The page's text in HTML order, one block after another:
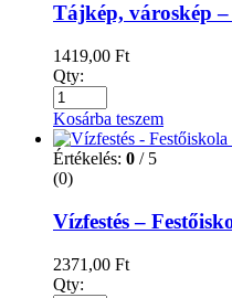
Tájkép, városkép
1419,00 Ft
Qty:
Kosárba teszem
Értékelés: 0 / 5
(0)
Vízfestés –
2371,00 Ft
Qty: